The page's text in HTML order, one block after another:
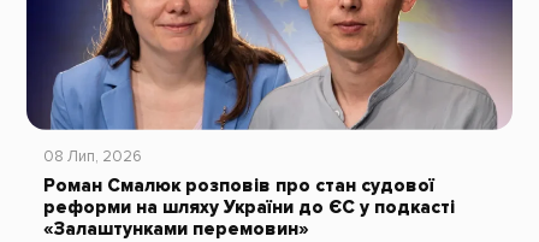
08 Лип, 2026
Роман Смалюк розповів про стан судової
реформи на шляху України до ЄС у подкасті
«Залаштунками перемовин»